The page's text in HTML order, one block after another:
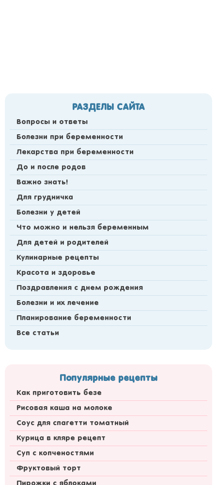
РАЗДЕЛЫ САЙТА
Вопросы и ответы
Болезни при беременности
Лекарства при беременности
До и после родов
Важно знать!
Для грудничка
Болезни у детей
Что можно и нельзя беременным
Для детей и родителей
Кулинарные рецепты
Красота и здоровье
Поздравления с днем рождения
Болезни и их лечение
Планирование беременности
Все статьи
Популярные рецепты
Как приготовить безе
Рисовая каша на молоке
Соус для спагетти томатный
Курица в кляре рецепт
Суп с копченостями
Фруктовый торт
Пирожки с яблоками